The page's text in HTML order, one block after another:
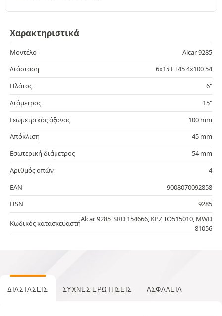
Χαρακτηριστικά
Μοντέλο
Alcar 9285
Διάσταση
6x15 ET45 4x100 54
Πλάτος
6"
Διάμετρος
15"
Γεωμετρικός άξονας
100 mm
Απόκλιση
45 mm
Εσωτερική διάμετρος
54 mm
Αριθμός οπών
4
EAN
9008070092858
HSN
9285
Κωδικός κατασκευαστή
Alcar 9285, SRD 154666, KPZ TO515010, MWD
81056
ΔΙΑΣΤΆΣΕΙΣ ΣΥΧΝΈΣ ΕΡΩΤΉΣΕΙΣ ΑΣΦΆΛΕΙΑ